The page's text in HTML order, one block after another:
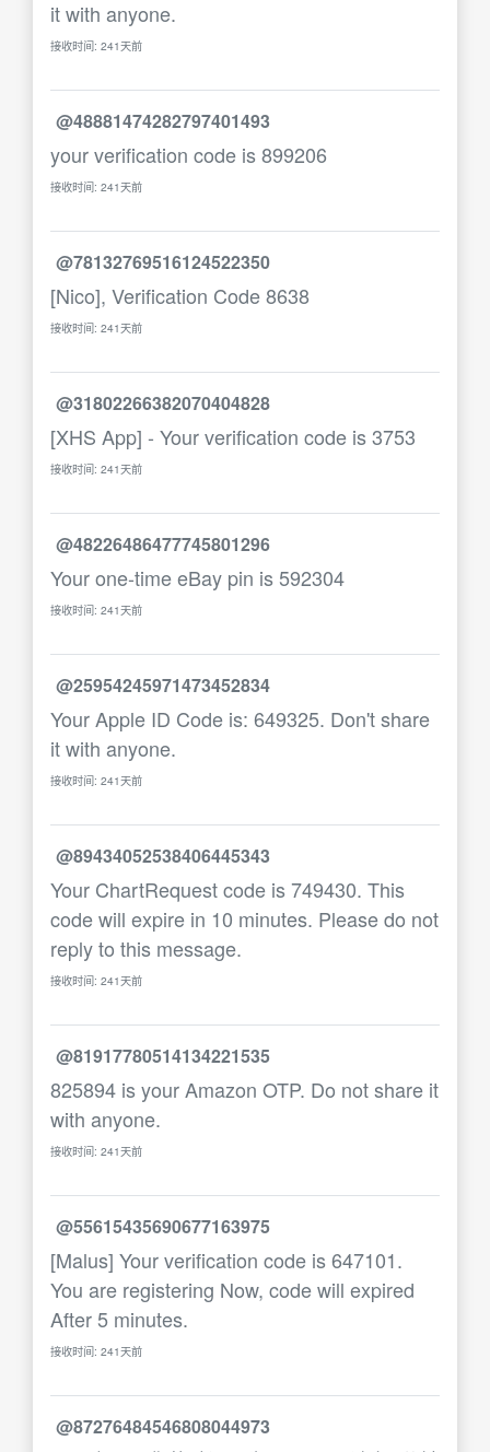
it with anyone.
接收时间: 241天前
@48881474282797401493
your verification code is 899206
接收时间: 241天前
@78132769516124522350
[Nico], Verification Code 8638
接收时间: 241天前
@31802266382070404828
[XHS App] - Your verification code is 3753
接收时间: 241天前
@48226486477745801296
Your one-time eBay pin is 592304
接收时间: 241天前
@25954245971473452834
Your Apple ID Code is: 649325. Don't share
it with anyone.
接收时间: 241天前
@89434052538406445343
Your ChartRequest code is 749430. This
code will expire in 10 minutes. Please do not
reply to this message.
接收时间: 241天前
@81917780514134221535
825894 is your Amazon OTP. Do not share it
with anyone.
接收时间: 241天前
@55615435690677163975
[Malus] Your verification code is 647101.
You are registering Now, code will expired
After 5 minutes.
接收时间: 241天前
@87276484546808044973